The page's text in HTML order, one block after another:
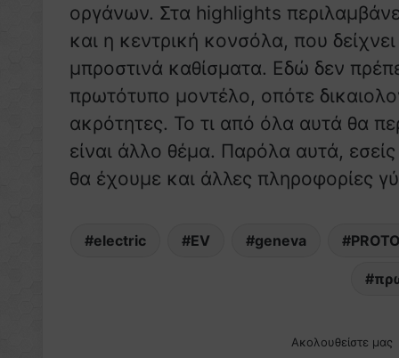
οργάνων. Στα highlights
και η κεντρική κονσόλα, που
μπροστινά καθίσματα. Εδώ δεν
πρωτότυπο μοντέλο, οπότε
ακρότητες. Το τι από όλα αυτά θα
είναι άλλο θέμα. Παρόλα αυτά,
θα έχουμε και άλλες πληροφορίες
electric EV geneva
Ακολουθείστε μας